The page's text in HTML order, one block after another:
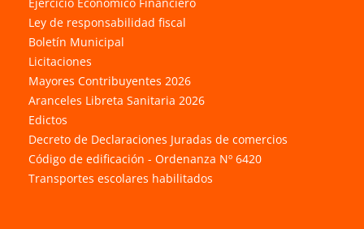
Ley de responsabilidad fiscal
Boletín Municipal
Licitaciones
Mayores Contribuyentes 2026
Aranceles Libreta Sanitaria 2026
Edictos
Decreto de Declaraciones Juradas de comercios
Código de edificación - Ordenanza Nº 6420
Transportes escolares habilitados